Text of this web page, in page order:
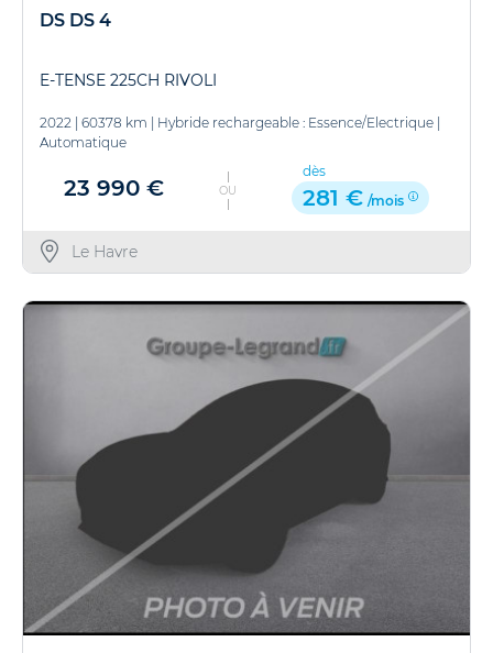
DS DS 4
E-TENSE 225CH RIVOLI
2022 60378 km Hybride rechargeable : Essence/Electrique
Automatique
23 990 € OU
dès
281 € /mois
Le Havre